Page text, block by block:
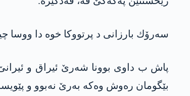
سه‌رۆك بارزانی د پرتووكا خوه‌ دا ووسا چیرۆكا شه‌هیدكرنا
پاش ب داوی بوونا شه‌رێ ئیراق و
بێگومان ره‌وش وه‌كه‌ به‌رێ نه‌بوو و